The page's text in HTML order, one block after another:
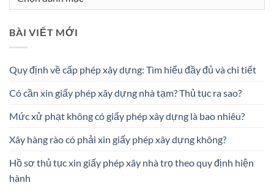
BÀI VIẾT MỚI
Quy định về cấp phép xây dựng: Tìm hiểu đầy đủ và chi tiết
Có cần xin giấy phép xây dựng nhà tạm? Thủ tục ra sao?
Mức xử phạt không có giấy phép xây dựng là bao nhiêu?
Xây hàng rào có phải xin giấy phép xây dựng không?
Hồ sơ thủ tục xin giấy phép xây nhà trọ theo quy định hiện
hành